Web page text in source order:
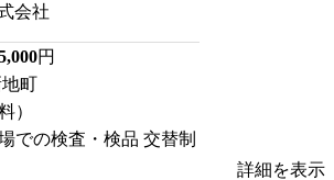
会社
円
町
）
での検査・検品 交替制
詳細を表示